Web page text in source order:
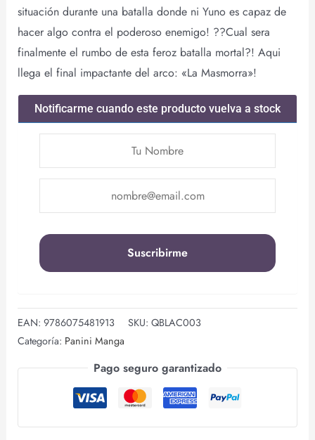
situación durante una batalla donde ni Yuno es capaz de
hacer algo contra el poderoso enemigo! ??Cual sera
finalmente el rumbo de esta feroz batalla mortal?! Aqui
llega el final impactante del arco: «La Masmorra»!
Notificarme cuando este producto vuelva a stock
EAN: 9786075481913 SKU: QBLAC003
Categoría: Panini Manga
Pago seguro garantizado